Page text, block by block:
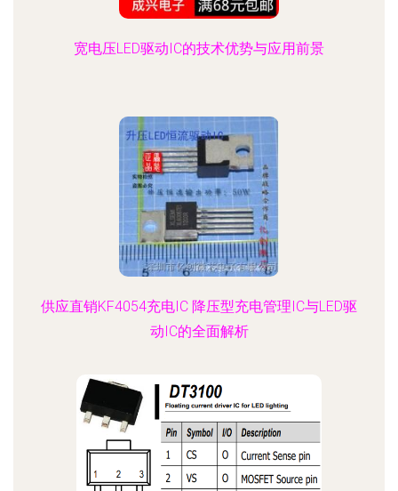
宽电压LED驱动IC的技术优势与应用前景
供应直销KF4054充电IC 降压型充电管理IC与LED驱
动IC的全面解析